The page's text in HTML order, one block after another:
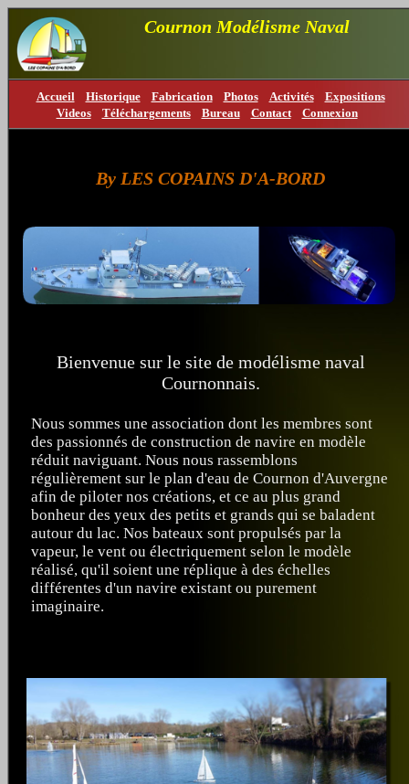
Cournon Modélisme Naval
Accueil Historique Fabrication Photos Activités
Expositions
Videos
Téléchargements Bureau Contact Connexion
By LES COPAINS D'A-BORD
Bienvenue sur le site de modélisme naval
Cournonnais.
Nous sommes une association dont les membres sont
des passionnés de construction de navire en modèle
réduit naviguant. Nous nous rassemblons
régulièrement sur le plan d'eau de Cournon d'Auvergne
afin de piloter nos créations, et ce au plus grand
bonheur des yeux des petits et grands qui se baladent
autour du lac. Nos bateaux sont propulsés par la
vapeur, le vent ou électriquement selon le modèle
réalisé, qu'il soient une réplique à des échelles
différentes d'un navire existant ou purement
imaginaire.